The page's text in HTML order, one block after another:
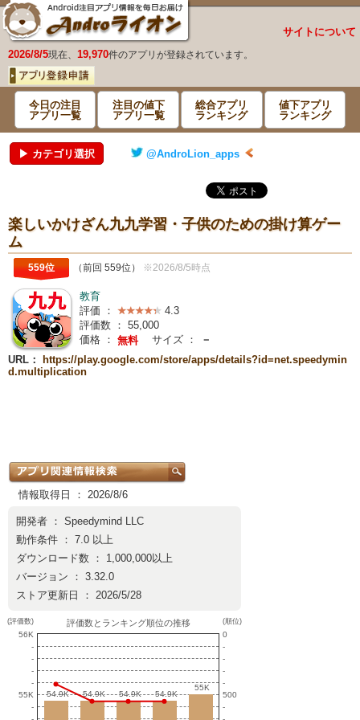
サイトについて
2026/8/5現在、 19,970件のアプリが登録されています。
今日の注目
アプリ一覧
注目の値下
アプリ一覧
総合アプリ
ランキング
値下アプリ
ランキング
▶ カテゴリ選択 @AndroLion_apps
楽しいかけざん九九学習・子供のための掛け算ゲー
ム
559位 （前回 559位） ※2026/8/5時点
教育
評価 ：
4.3
評価数 ： 55,000
価格 ： 無料 サイズ ：
－
URL：
https://play.google.com/store/apps/details?id=net.speedymin
d.multiplication
情報取得日 ： 2026/8/6
開発者 ： Speedymind LLC
動作条件 ： 7.0 以上
ダウンロード数 ： 1,000,000以上
バージョン ： 3.32.0
ストア更新日 ： 2026/5/28
(評価数)
56K
-
-
-
-
55K
-
評価数とランキング順位の推移
54.9K
54.9K 54.9K
54.9K 54.9K
54.9K 54.9K
54.9K
55K
55K
(順位)
0
-
-
-
-
500
-